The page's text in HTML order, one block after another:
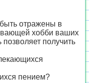
отражены в
хобби ваших
получить
пением?